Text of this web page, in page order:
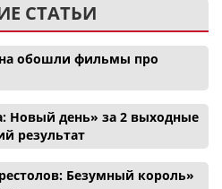
СТАТЬИ
обошли фильмы про
Новый день» за 2 выходные
результат
Безумный король»